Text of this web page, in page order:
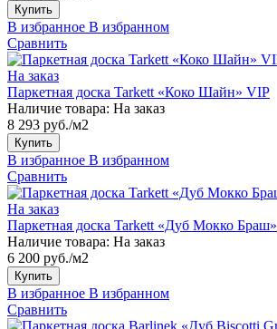
Купить
В избранное В избранном
Сравнить
На заказ
Паркетная доска Tarkett «Коко Шайн» VIP
Наличие товара: На заказ
8 293 руб./м2
Купить
В избранное В избранном
Сравнить
На заказ
Паркетная доска Tarkett «Дуб Мокко Браш»
Наличие товара: На заказ
6 200 руб./м2
Купить
В избранное В избранном
Сравнить